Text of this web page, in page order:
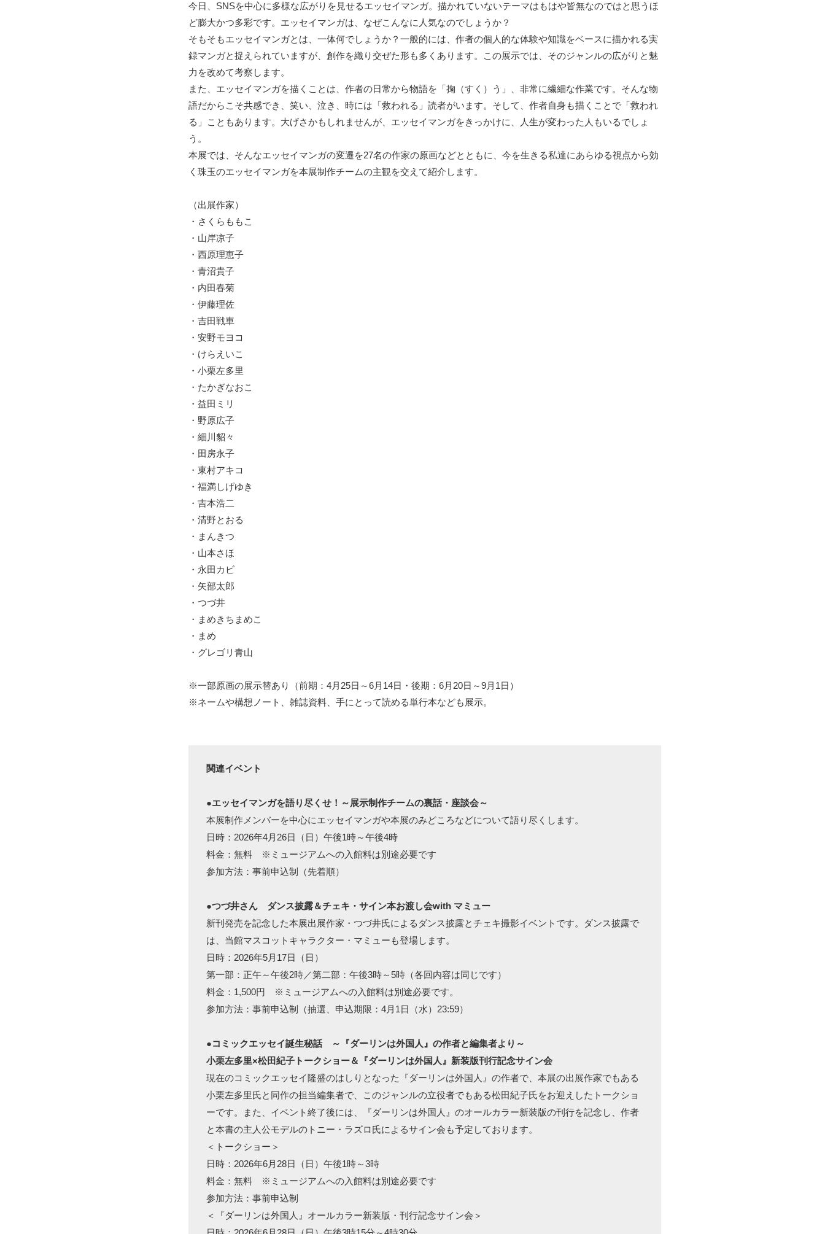
今日、SNSを中心に多様な広がりを見せるエッセイマンガ。描かれていないテーマはもはや皆無なのではと思うほ
ど膨大かつ多彩です。エッセイマンガは、なぜこんなに人気なのでしょうか？
そもそもエッセイマンガとは、一体何でしょうか？一般的には、作者の個人的な体験や知識をベースに描かれる実
録マンガと捉えられていますが、創作を織り交ぜた形も多くあります。この展示では、そのジャンルの広がりと魅
力を改めて考察します。
また、エッセイマンガを描くことは、作者の日常から物語を「掬（すく）う」、非常に繊細な作業です。そんな物
語だからこそ共感でき、笑い、泣き、時には「救われる」読者がいます。そして、作者自身も描くことで「救われ
る」こともあります。大げさかもしれませんが、エッセイマンガをきっかけに、人生が変わった人もいるでしょ
う。
本展では、そんなエッセイマンガの変遷を27名の作家の原画などとともに、今を生きる私達にあらゆる視点から効
く珠玉のエッセイマンガを本展制作チームの主観を交えて紹介します。
（出展作家）
・さくらももこ
・山岸凉子
・西原理恵子
・青沼貴子
・内田春菊
・伊藤理佐
・吉田戦車
・安野モヨコ
・けらえいこ
・小栗左多里
・たかぎなおこ
・益田ミリ
・野原広子
・細川貂々
・田房永子
・東村アキコ
・福満しげゆき
・吉本浩二
・清野とおる
・まんきつ
・山本さほ
・永田カビ
・矢部太郎
・つづ井
・まめきちまめこ
・まめ
・グレゴリ青山
※一部原画の展示替あり（前期：4月25日～6月14日・後期：6月20日～9月1日）
※ネームや構想ノート、雑誌資料、手にとって読める単行本なども展示。
関連イベント
●エッセイマンガを語り尽くせ！～展示制作チームの裏話・座談会～
本展制作メンバーを中心にエッセイマンガや本展のみどころなどについて語り尽くします。
日時：2026年4月26日（日）午後1時～午後4時
料金：無料 ※ミュージアムへの入館料は別途必要です
参加方法：事前申込制（先着順）
●つづ井さん ダンス披露＆チェキ・サイン本お渡し会with マミュー
新刊発売を記念した本展出展作家・つづ井氏によるダンス披露とチェキ撮影イベントです。ダンス披露で
は、当館マスコットキャラクター・マミューも登場します。
日時：2026年5月17日（日）
第一部：正午～午後2時／第二部：午後3時～5時（各回内容は同じです）
料金：1,500円 ※ミュージアムへの入館料は別途必要です。
参加方法：事前申込制（抽選、申込期限：4月1日（水）23:59）
●コミックエッセイ誕生秘話 ～『ダーリンは外国人』の作者と編集者より～
小栗左多里×松田紀子トークショー＆『ダーリンは外国人』新装版刊行記念サイン会
現在のコミックエッセイ隆盛のはしりとなった『ダーリンは外国人』の作者で、本展の出展作家でもある
小栗左多里氏と同作の担当編集者で、このジャンルの立役者でもある松田紀子氏をお迎えしたトークショ
ーです。また、イベント終了後には、『ダーリンは外国人』のオールカラー新装版の刊行を記念し、作者
と本書の主人公モデルのトニー・ラズロ氏によるサイン会も予定しております。
＜トークショー＞
日時：2026年6月28日（日）午後1時～3時
料金：無料 ※ミュージアムへの入館料は別途必要です
参加方法：事前申込制
＜『ダーリンは外国人』オールカラー新装版・刊行記念サイン会＞